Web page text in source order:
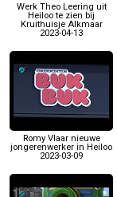
Werk Theo Leering uit
Heiloo te zien bij
Kruithuisje Alkmaar
2023-04-13
Romy Vlaar nieuwe
jongerenwerker in Heiloo
2023-03-09